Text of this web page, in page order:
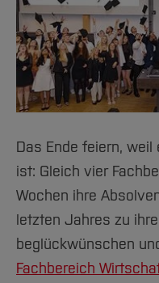
Das Ende feiern,
ist: Gleich vier
Wochen ihre
letzten Jahres zu
beglückwünschen
Fachbereich